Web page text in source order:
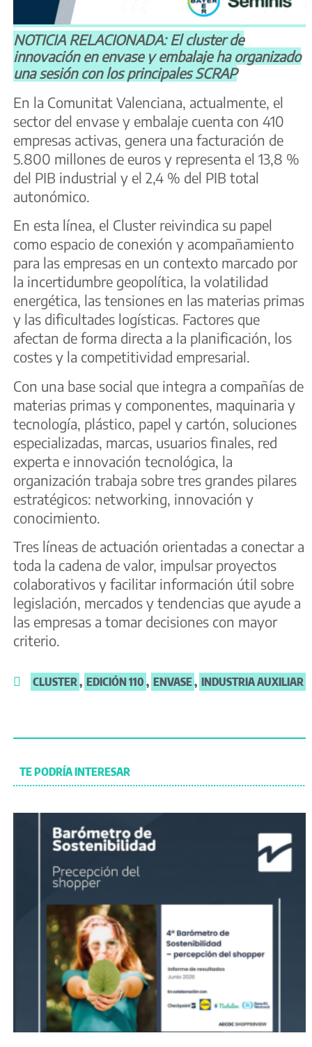
NOTICIA RELACIONADA: El cluster de
innovación en envase y embalaje ha organizado
una sesión con los principales SCRAP
En la Comunitat Valenciana, actualmente, el
sector del envase y embalaje cuenta con 410
empresas activas, genera una facturación de
5.800 millones de euros y representa el 13,8 %
del PIB industrial y el 2,4 % del PIB total
autonómico.
En esta línea, el Cluster reivindica su papel
como espacio de conexión y acompañamiento
para las empresas en un contexto marcado por
la incertidumbre geopolítica, la volatilidad
energética, las tensiones en las materias primas
y las dificultades logísticas. Factores que
afectan de forma directa a la planificación, los
costes y la competitividad empresarial.
Con una base social que integra a compañías de
materias primas y componentes, maquinaria y
tecnología, plástico, papel y cartón, soluciones
especializadas, marcas, usuarios finales, red
experta e innovación tecnológica, la
organización trabaja sobre tres grandes pilares
estratégicos: networking, innovación y
conocimiento.
Tres líneas de actuación orientadas a conectar a
toda la cadena de valor, impulsar proyectos
colaborativos y facilitar información útil sobre
legislación, mercados y tendencias que ayude a
las empresas a tomar decisiones con mayor
criterio.
CLUSTER, EDICIÓN 110 , ENVASE, INDUSTRIA AUXILIAR
TE PODRÍA INTERESAR